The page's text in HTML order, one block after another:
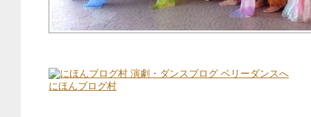
にほんブログ村